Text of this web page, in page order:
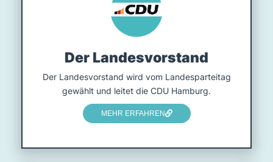
Der Landesvorstand
Der Landesvorstand wird vom Landesparteitag
gewählt und leitet die CDU Hamburg.
MEHR ERFAHREN